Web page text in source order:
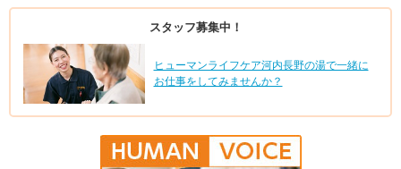
スタッフ募集中！
ヒューマンライフケア河内長野の湯で一緒に
お仕事をしてみませんか？